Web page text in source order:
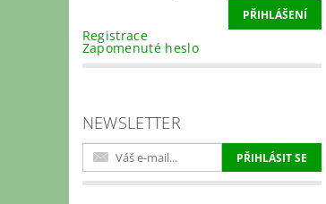
Registrace
Zapomenuté heslo
NEWSLETTER